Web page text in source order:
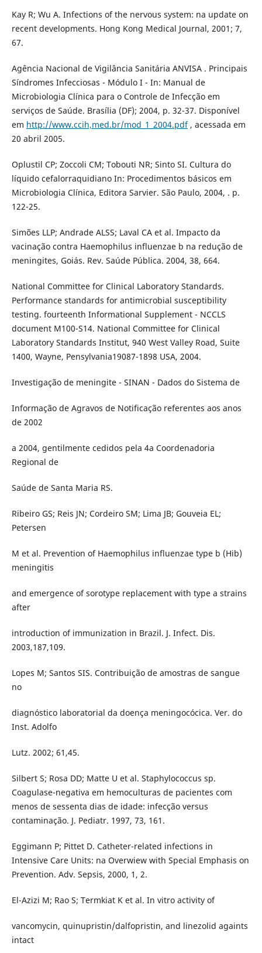
Kay R; Wu A. Infections of the nervous system: na update on
recent developments. Hong Kong Medical Journal, 2001; 7,
67.
Agência Nacional de Vigilância Sanitária ANVISA . Principais
Síndromes Infecciosas - Módulo I - In: Manual de
Microbiologia Clínica para o Controle de Infecção em
serviços de Saúde. Brasília (DF); 2004, p. 32-37. Disponível
em http://www.ccih,med.br/mod_1_2004.pdf, acessada em
20 abril 2005.
Oplustil CP; Zoccoli CM; Tobouti NR; Sinto SI. Cultura do
líquido cefalorraquidiano In: Procedimentos básicos em
Microbiologia Clínica, Editora Sarvier. São Paulo, 2004, . p.
122-25.
Simões LLP; Andrade ALSS; Laval CA et al. Impacto da
vacinação contra Haemophilus influenzae b na redução de
meningites, Goiás. Rev. Saúde Pública. 2004, 38, 664.
National Committee for Clinical Laboratory Standards.
Performance standards for antimicrobial susceptibility
testing. fourteenth Informational Supplement - NCCLS
document M100-S14. National Committee for Clinical
Laboratory Standards Institut, 940 West Valley Road, Suite
1400, Wayne, Pensylvania19087-1898 USA, 2004.
Investigação de meningite - SINAN - Dados do Sistema de
Informação de Agravos de Notificação referentes aos anos
de 2002
a 2004, gentilmente cedidos pela 4a Coordenadoria
Regional de
Saúde de Santa Maria RS.
Ribeiro GS; Reis JN; Cordeiro SM; Lima JB; Gouveia EL;
Petersen
M et al. Prevention of Haemophilus influenzae type b (Hib)
meningitis
and emergence of sorotype replacement with type a strains
after
introduction of immunization in Brazil. J. Infect. Dis.
2003,187,109.
Lopes M; Santos SIS. Contribuição de amostras de sangue
no
diagnóstico laboratorial da doença meningocócica. Ver. do
Inst. Adolfo
Lutz. 2002; 61,45.
Silbert S; Rosa DD; Matte U et al. Staphylococcus sp.
Coagulase-negativa em hemoculturas de pacientes com
menos de sessenta dias de idade: infecção versus
contaminação. J. Pediatr. 1997, 73, 161.
Eggimann P; Pittet D. Catheter-related infections in
Intensive Care Units: na Overwiew with Special Emphasis on
Prevention. Adv. Sepsis, 2000, 1, 2.
El-Azizi M; Rao S; Termkiat K et al. In vitro activity of
vancomycin, quinupristin/dalfopristin, and linezolid againts
intact